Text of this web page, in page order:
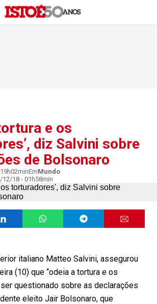
e os
diz Salvini sobre
de Bolsonaro
EmMundo
12/18 - 01h58min
italiano Matteo Salvini, assegurou
(10) que “odeia a tortura e os
questionado sobre as declarações
eleito Jair Bolsonaro, que